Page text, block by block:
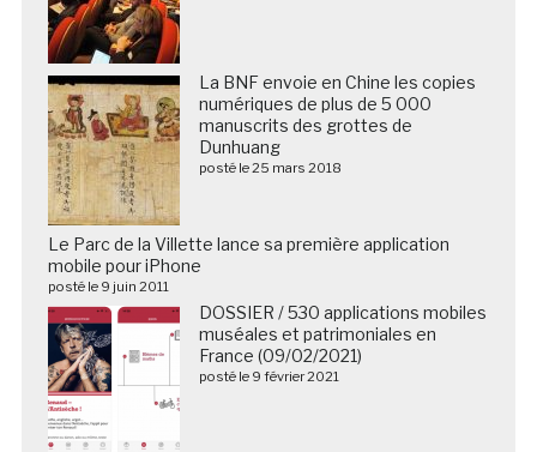
La BNF envoie en Chine les copies
numériques de plus de 5 000
manuscrits des grottes de
Dunhuang
posté le 25 mars 2018
Le Parc de la Villette lance sa première application
mobile pour iPhone
posté le 9 juin 2011
DOSSIER / 530 applications mobiles
muséales et patrimoniales en
France (09/02/2021)
posté le 9 février 2021